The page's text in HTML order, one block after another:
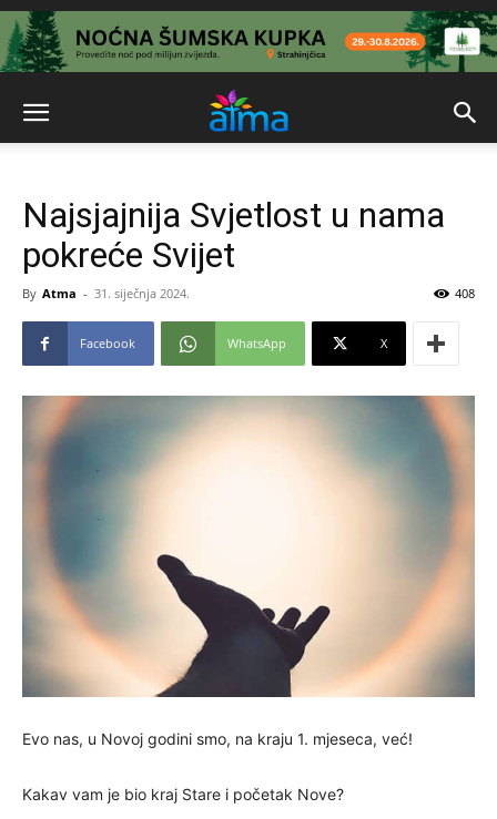
Najsjajnija Svjetlost u nama
pokreće Svijet
By Atma - 31. siječnja 2024. 408
Facebook WhatsApp X
Evo nas, u Novoj godini smo, na kraju 1. mjeseca, već!
Kakav vam je bio kraj Stare i početak Nove?